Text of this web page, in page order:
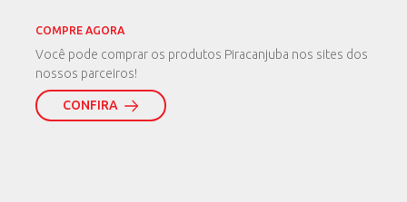
COMPRE AGORA
Você pode comprar os produtos Piracanjuba nos sites dos
nossos parceiros!
CONFIRA